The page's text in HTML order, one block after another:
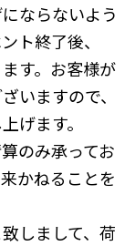
ならないよう
ト終了後、
す。お客様が
いますので、
げます。
のみ承ってお
かねることを
しまして、荷